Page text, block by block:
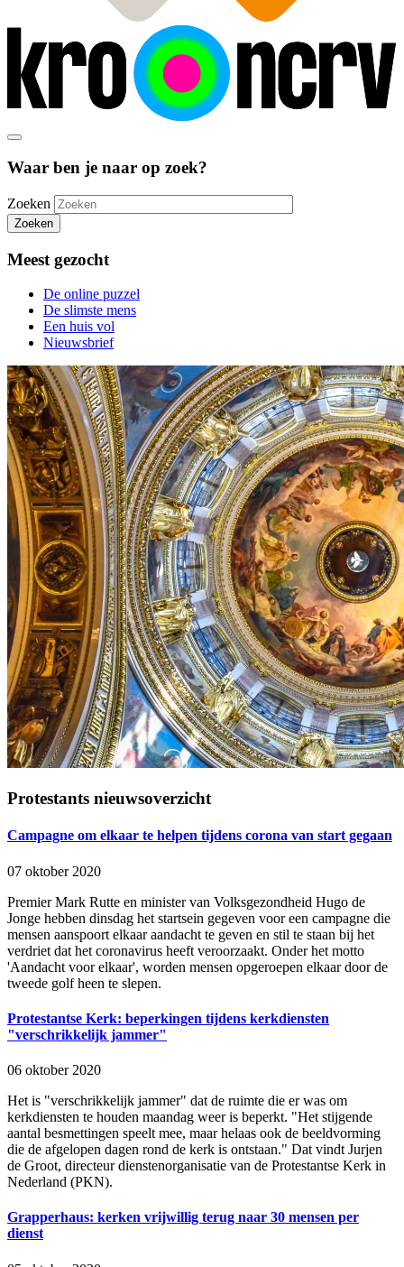
Waar ben je naar op zoek?
Zoeken
Zoeken
Meest gezocht
De online puzzel
De slimste mens
Een huis vol
Nieuwsbrief
Protestants nieuwsoverzicht
Campagne om elkaar te helpen tijdens corona van start gegaan
07 oktober 2020
Premier Mark Rutte en minister van Volksgezondheid Hugo de
Jonge hebben dinsdag het startsein gegeven voor een campagne die
mensen aanspoort elkaar aandacht te geven en stil te staan bij het
verdriet dat het coronavirus heeft veroorzaakt. Onder het motto
'Aandacht voor elkaar', worden mensen opgeroepen elkaar door de
tweede golf heen te slepen.
Protestantse Kerk: beperkingen tijdens kerkdiensten
"verschrikkelijk jammer"
06 oktober 2020
Het is "verschrikkelijk jammer" dat de ruimte die er was om
kerkdiensten te houden maandag weer is beperkt. "Het stijgende
aantal besmettingen speelt mee, maar helaas ook de beeldvorming
die de afgelopen dagen rond de kerk is ontstaan." Dat vindt Jurjen
de Groot, directeur dienstenorganisatie van de Protestantse Kerk in
Nederland (PKN).
Grapperhaus: kerken vrijwillig terug naar 30 mensen per
dienst